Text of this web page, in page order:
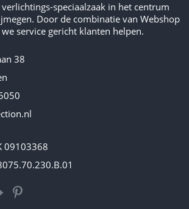
speciaalzaak in het centrum
Door de combinatie van Webshop
service gericht klanten helpen.
38
09103368